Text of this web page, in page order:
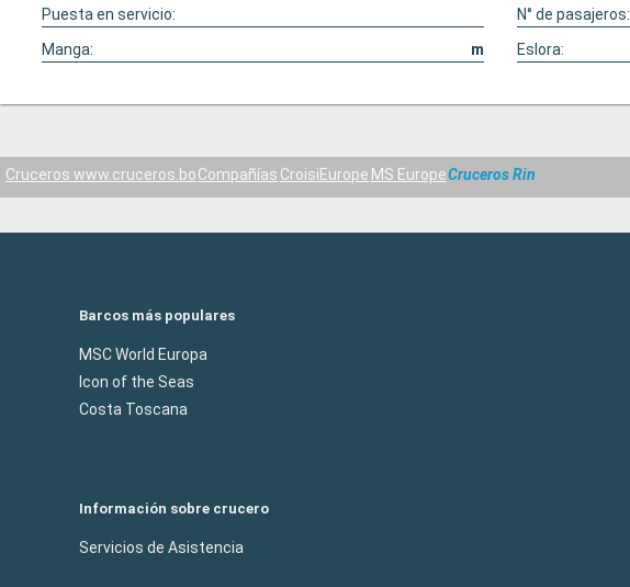
Puesta en servicio: N° de pasajeros:
Manga:
m Eslora:
Cruceros www.cruceros.boCompañías CroisiEurope MS EuropeCruceros Rin
Barcos más populares
MSC World Europa
Icon of the Seas
Costa Toscana
Información sobre crucero
Servicios de Asistencia